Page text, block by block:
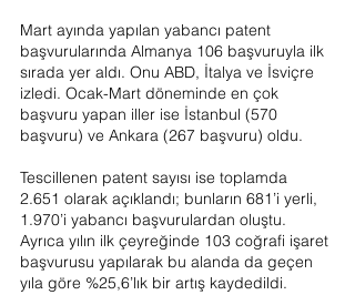
Mart ayında yapılan yabancı patent
başvurularında Almanya 106 başvuruyla ilk
sırada yer aldı. Onu ABD, İtalya ve İsviçre
izledi. Ocak-Mart döneminde en çok
başvuru yapan iller ise İstanbul (570
başvuru) ve Ankara (267 başvuru) oldu.
Tescillenen patent sayısı ise toplamda
2.651 olarak açıklandı; bunların 681’i yerli,
1.970’i yabancı başvurulardan oluştu.
Ayrıca yılın ilk çeyreğinde 103 coğrafi işaret
başvurusu yapılarak bu alanda da geçen
yıla göre %25,6’lık bir artış kaydedildi.